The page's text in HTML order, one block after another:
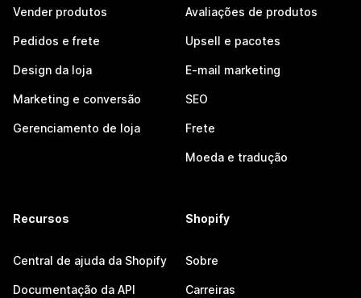
Vender produtos
Pedidos e frete
Design da loja
Marketing e conversão
Gerenciamento de loja
Avaliações de produtos
Upsell e pacotes
E-mail marketing
SEO
Frete
Moeda e tradução
Recursos
Central de ajuda da Shopify
Documentação da API
Shopify
Sobre
Carreiras